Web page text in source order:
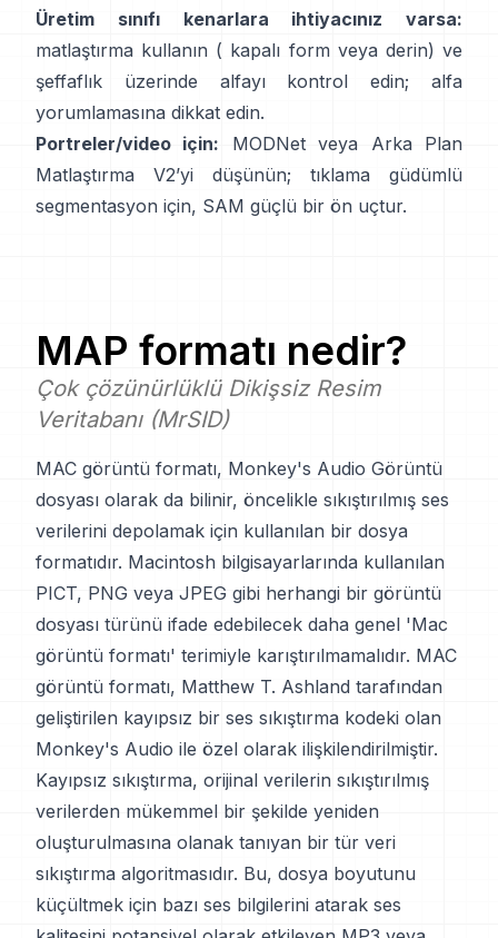
Üretim sınıfı kenarlara ihtiyacınız varsa:
matlaştırma kullanın ( kapalı form veya derin) ve
şeffaflık üzerinde alfayı kontrol edin;
alfa
yorumlamasına dikkat edin.
Portreler/video için:
MODNetveya
Arka Plan
Matlaştırma V2’yi düşünün; tıklama güdümlü
segmentasyon için, SAM güçlü bir ön uçtur.
MAP formatı nedir?
Çok çözünürlüklü Dikişsiz Resim
Veritabanı (MrSID)
MAC görüntü formatı, Monkey's Audio Görüntü
dosyası olarak da bilinir, öncelikle sıkıştırılmış ses
verilerini depolamak için kullanılan bir dosya
formatıdır. Macintosh bilgisayarlarında kullanılan
PICT, PNG veya JPEG gibi herhangi bir görüntü
dosyası türünü ifade edebilecek daha genel 'Mac
görüntü formatı' terimiyle karıştırılmamalıdır. MAC
görüntü formatı, Matthew T. Ashland tarafından
geliştirilen kayıpsız bir ses sıkıştırma kodeki olan
Monkey's Audio ile özel olarak ilişkilendirilmiştir.
Kayıpsız sıkıştırma, orijinal verilerin sıkıştırılmış
verilerden mükemmel bir şekilde yeniden
oluşturulmasına olanak tanıyan bir tür veri
sıkıştırma algoritmasıdır. Bu, dosya boyutunu
küçültmek için bazı ses bilgilerini atarak ses